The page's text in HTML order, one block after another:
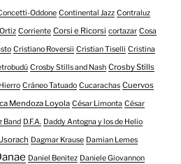
Oddone Continental Jazz Contraluz
Corriente Corsi e Ricorsi cortazar Cosa
Cristiano Roversii Cristian Tiselli Cristina
Crosby Stills and Nash Crosby Stills
Cráneo Tatuado Cucarachas Cuervos
Mendoza Loyola César Limonta César
Band D.F.A. Daddy Antogna y los de Helio
Dagmar Krause Damian Lemes
Daniel Benitez Daniele Giovannon